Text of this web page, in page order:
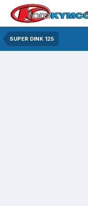
SUPER DINK 125